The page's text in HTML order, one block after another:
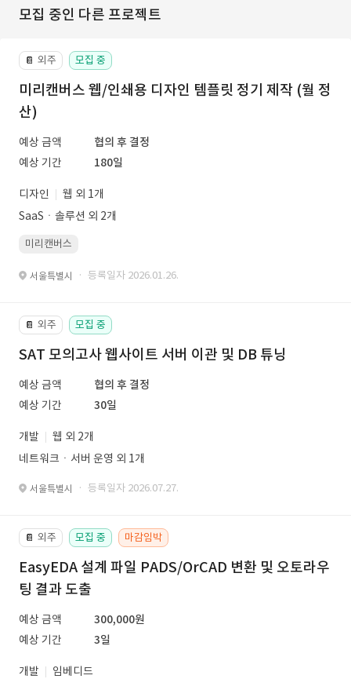
모집 중인 다른 프로젝트
📔 외주 모집 중
미리캔버스 웹/인쇄용 디자인 템플릿 정기 제작 (월 정
산)
예상 금액
협의 후 결정
예상 기간
180일
디자인
웹 외 1개
SaaSㆍ솔루션 외 2개
미리캔버스
서울특별시 · 등록일자 2026.01.26.
📔 외주 모집 중
SAT 모의고사 웹사이트 서버 이관 및 DB 튜닝
예상 금액
협의 후 결정
예상 기간
30일
개발
웹 외 2개
네트워크ㆍ서버 운영 외 1개
서울특별시 · 등록일자 2026.07.27.
📔 외주 모집 중 마감임박
EasyEDA 설계 파일 PADS/OrCAD 변환 및 오토라우
팅 결과 도출
예상 금액
300,000원
예상 기간
3일
개발
임베디드